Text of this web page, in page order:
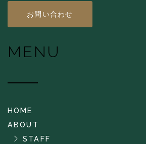
お問い合わせ
MENU
HOME
ABOUT
STAFF